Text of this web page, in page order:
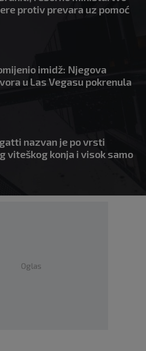
protiv prevara uz pomoć
imidž: Njegova
u Las Vegasu pokrenula
nazvan je po vrsti
viteškog konja i visok samo
Oglas